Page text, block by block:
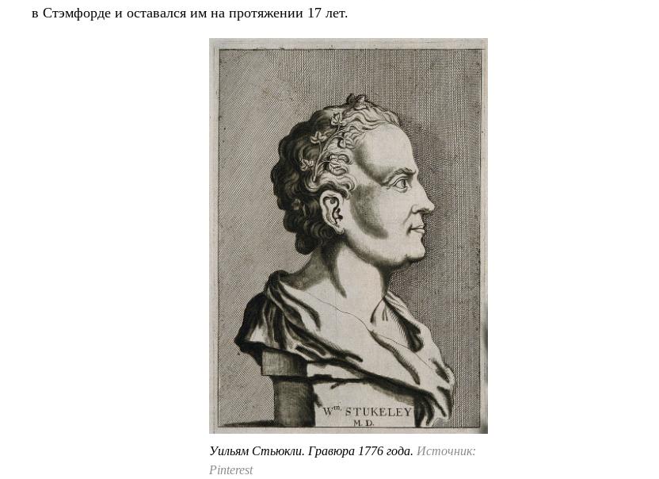
в Стэмфорде и оставался им на протяжении 17 лет.
Уильям Стьюкли. Гравюра 1776 года. Источник:
Pinterest